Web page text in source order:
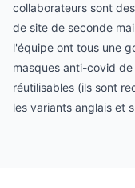
collaborateurs sont
de site de seconde
l'équipe ont tous une
masques anti-covid
réutilisables (ils sont
les variants anglais et